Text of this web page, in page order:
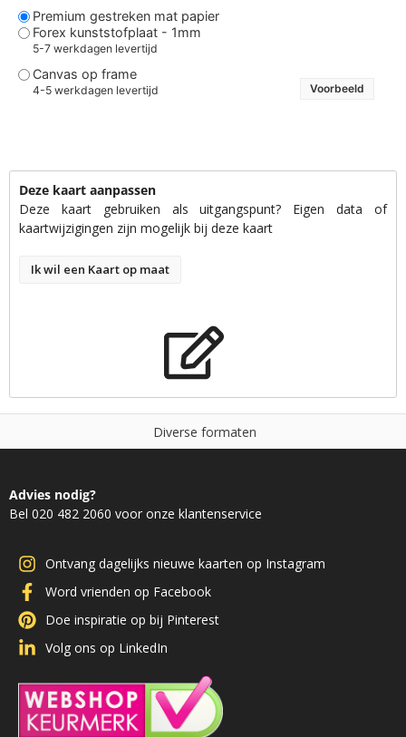
Premium gestreken mat papier
Forex kunststofplaat - 1mm
5-7 werkdagen levertijd
Canvas op frame
4-5 werkdagen levertijd Voorbeeld
Deze kaart aanpassen
Deze kaart gebruiken als uitgangspunt? Eigen data of
kaartwijzigingen zijn mogelijk bij deze kaart
Ik wil een Kaart op maat
Diverse formaten
Advies nodig?
Bel 020 482 2060 voor onze klantenservice
Ontvang dagelijks nieuwe kaarten op Instagram
Word vrienden op Facebook
Doe inspiratie op bij Pinterest
Volg ons op LinkedIn